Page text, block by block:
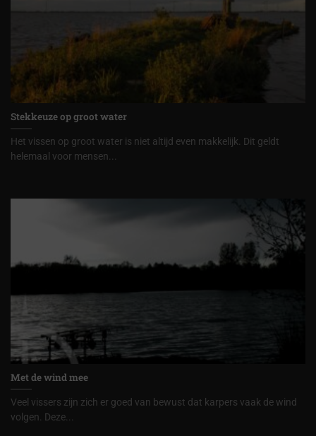
Stekkeuze op groot water
Het vissen op groot water is niet altijd even makkelijk. Dit geldt
helemaal voor mensen...
Met de wind mee
Veel vissers zijn zich er goed van bewust dat karpers vaak de wind
volgen. Deze...